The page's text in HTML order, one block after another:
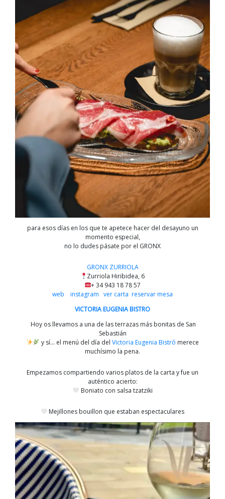
para esos días en los que te apetece hacer del desayuno un
momento especial,
no lo dudes pásate por el GRONX
GRONX ZURRIOLA
Zurriola Hiribidea, 6
+ 34 943 18 78 57
web
instagram ver carta reservar mesa
VICTORIA EUGENIA BISTRO
Hoy os llevamos a una de las terrazas más bonitas de San
Sebastián
y sí… el menú del día delVictoria Eugenia Bistró merece
muchísimo la pena.
Empezamos compartiendo varios platos de la carta y fue un
auténtico acierto:
Boniato con salsa tzatziki
Mejillones bouillon que estaban espectaculares